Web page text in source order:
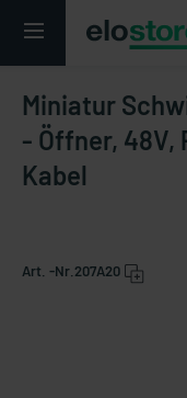
Miniatur
- Öffner, 48V,
Kabel
Art. -Nr. 207A20